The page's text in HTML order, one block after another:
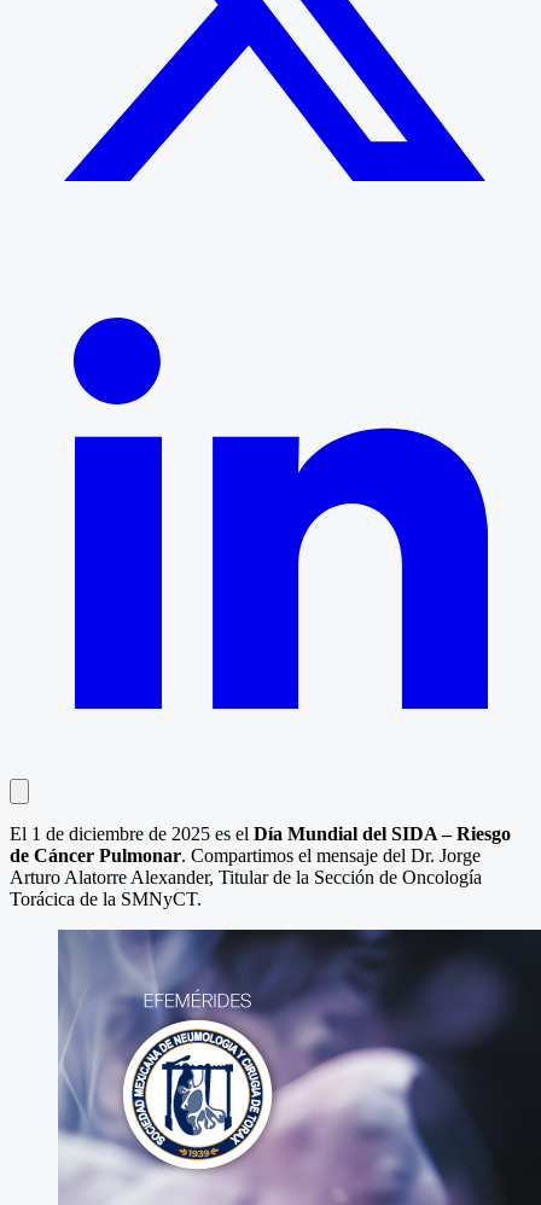
El 1 de diciembre de 2025 es el Día Mundial del SIDA – Riesgo
de Cáncer Pulmonar. Compartimos el mensaje del Dr. Jorge
Arturo Alatorre Alexander, Titular de la Sección de Oncología
Torácica de la SMNyCT.